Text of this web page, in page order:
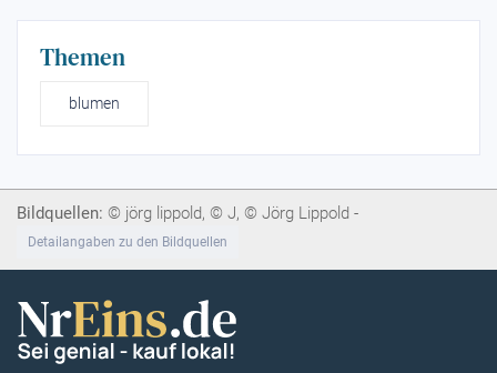
Themen
blumen
Bildquellen: © jörg lippold, © J, © Jörg Lippold -
Detailangaben zu den Bildquellen